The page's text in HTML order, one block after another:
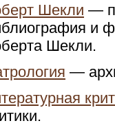
Шекли —
и
Шекли.
—